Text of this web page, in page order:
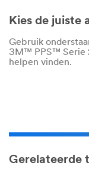
Kies de juiste
Gebruik
3M™ PPS™ Serie
helpen vinden.